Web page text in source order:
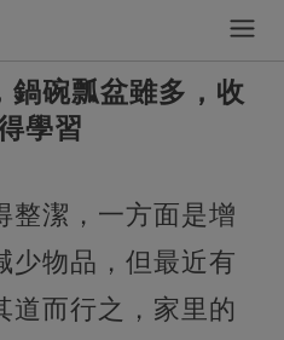
鍋碗瓢盆雖多，收
學習
整潔，一方面是增
少物品，但最近有
道而行之，家里的